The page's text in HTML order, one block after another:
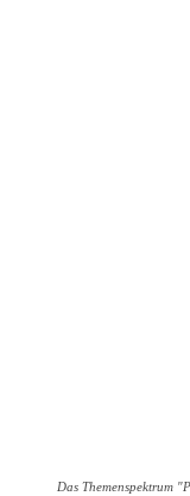
Das Themenspektrum